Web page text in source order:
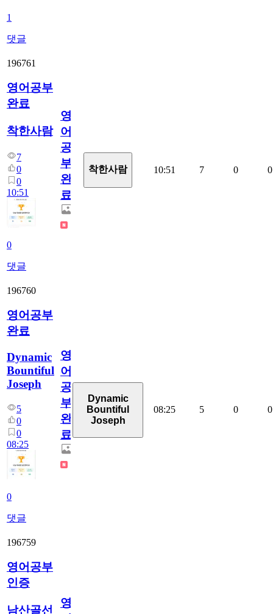
1
댓글
196761
영어공부
완료
착한사람
7
0
0
10:51
0
댓글
영
어
공
부
완
료
착한사람 10:51 7 0 0
196760
영어공부
완료
Dynamic
Bountiful
Joseph
5
0
0
08:25
0
댓글
영
어
공
부
완
료
Dynamic
Bountiful
Joseph
08:25 5 0 0
196759
영어공부
인증
남산골선
영